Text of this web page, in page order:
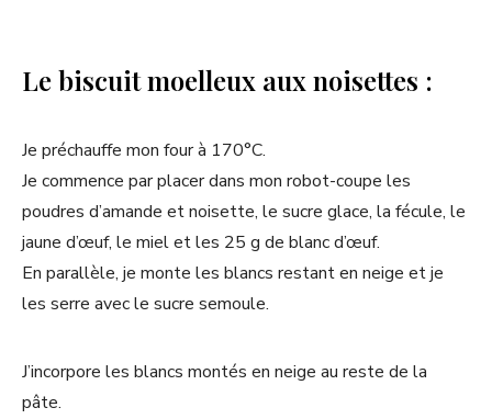
Le biscuit moelleux aux noisettes :
Je préchauffe mon four à 170°C.
Je commence par placer dans mon robot-coupe les
poudres d’amande et noisette, le sucre glace, la fécule, le
jaune d’œuf, le miel et les 25 g de blanc d’œuf.
En parallèle, je monte les blancs restant en neige et je
les serre avec le sucre semoule.
J’incorpore les blancs montés en neige au reste de la
pâte.